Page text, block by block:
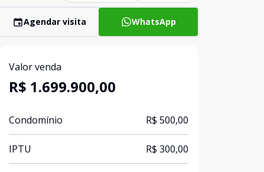
Agendar visita WhatsApp
Valor venda
R$ 1.699.900,00
Condomínio R$ 500,00
IPTU R$ 300,00